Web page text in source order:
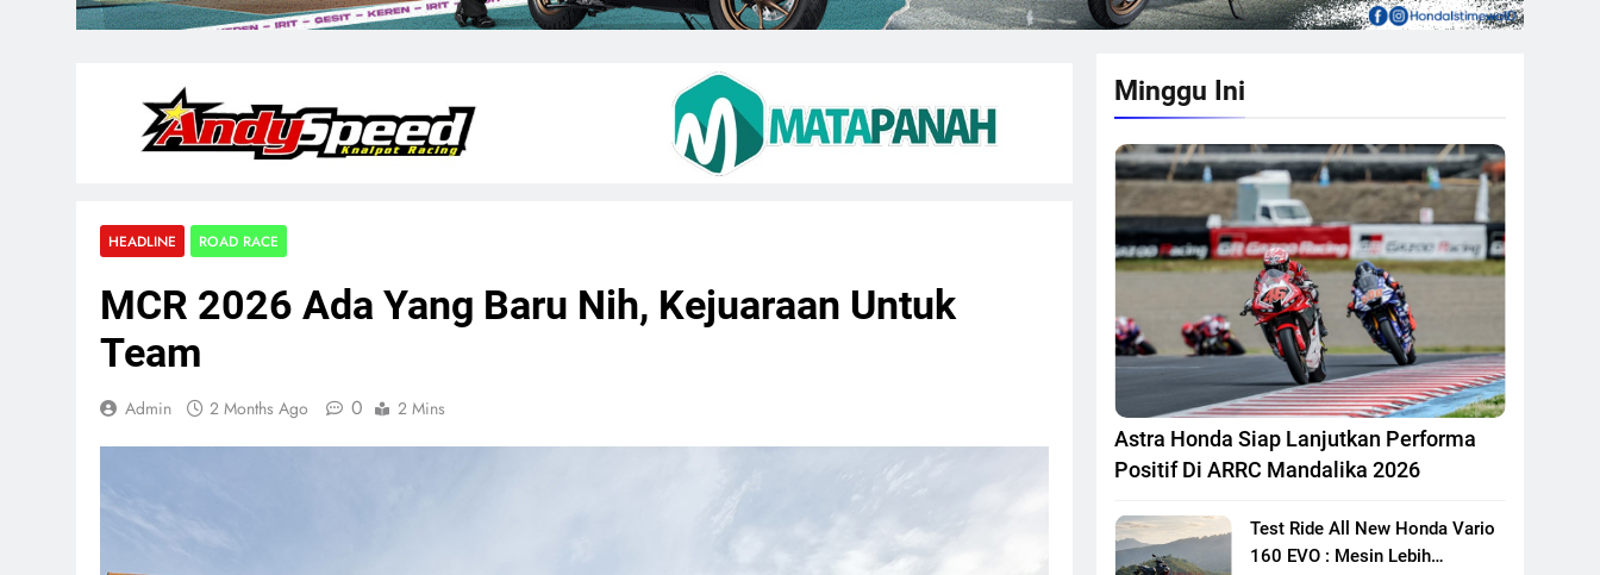
HEADLINE ROAD RACE
MCR 2026 Ada Yang Baru Nih, Kejuaraan Untuk
Team
Admin 2 Months Ago 0 2 Mins
Minggu Ini
Astra Honda Siap Lanjutkan Performa
Positif Di ARRC Mandalika 2026
Test Ride All New Honda Vario
160 EVO : Mesin Lebih